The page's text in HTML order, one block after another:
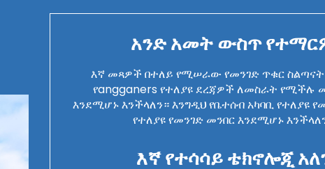
አንድ አመት ውስጥ
እኛ መጻዎች በተለይ የሚሠራው የመንገድ ጥቁር
የangganers የተለያዩ ደረጃዎች ለመስራት
እንደሚሆኑ እንችላለን። እንግዲህ የቤተሰብ አካባቢ የተለያዩ
የተለያዩ የመንገድ መንበር እንደሚሆኑ
እኛ የተሳሳይ ቴክኖሎጂ